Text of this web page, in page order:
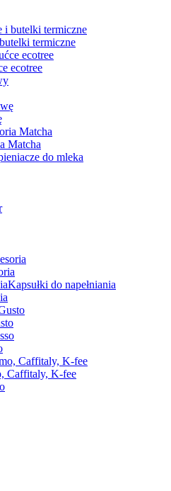
termiczne
ecotree
Matcha
do mleka
Kapsułki do napełniania
Caffitaly, K-fee